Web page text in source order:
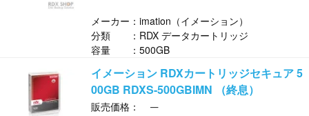
メーカー：imation（イメーション）
分類 ：RDX データカートリッジ
容量 ：500GB
イメーション RDXカートリッジセキュア 5
00GB RDXS-500GBIMN （終息）
販売価格： ─